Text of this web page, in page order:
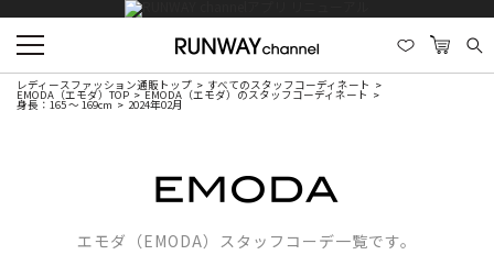
レディースファッション通販トップ すべてのスタッフコーディネート
EMODA（エモダ）TOP EMODA（エモダ）のスタッフコーディネート
身長：165 ～ 169cm 2024年02月
エモダ（EMODA）スタッフコーデ一覧です。